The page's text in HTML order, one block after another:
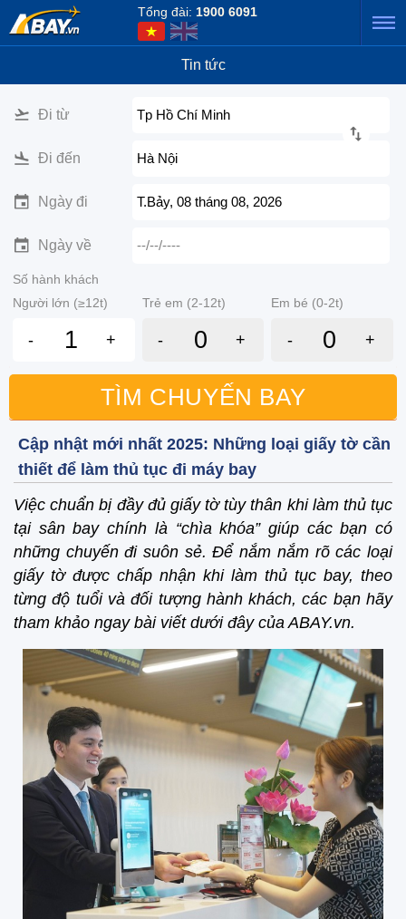
Tổng đài: 1900 6091
Tin tức
Đi từ Tp Hồ Chí Minh
Đi đến Hà Nội
Ngày đi T.Bảy, 08 tháng 08, 2026
Ngày về --/--/----
Số hành khách
Người lớn (≥12t)
Trẻ em (2-12t) Em bé (0-2t)
- + - + - +
TÌM CHUYẾN BAY
Cập nhật mới nhất 2025: Những loại giấy tờ cần
thiết để làm thủ tục đi máy bay
Việc chuẩn bị đầy đủ giấy tờ tùy thân khi làm thủ tục
tại sân bay chính là “chìa khóa” giúp các bạn có
những chuyến đi suôn sẻ. Để nắm nắm rõ các loại
giấy tờ được chấp nhận khi làm thủ tục bay, theo
từng độ tuổi và đối tượng hành khách, các bạn hãy
tham khảo ngay bài viết dưới đây của ABAY.vn.